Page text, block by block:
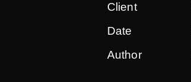
Client
Date
Author